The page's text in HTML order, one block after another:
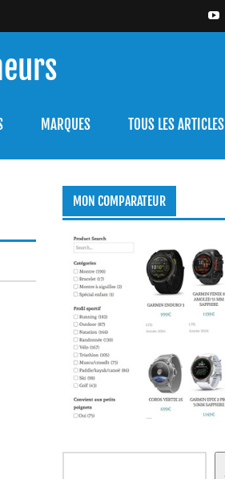
MARQUES TOUS LES ARTICLES
MON COMPARATEUR
Rechercher